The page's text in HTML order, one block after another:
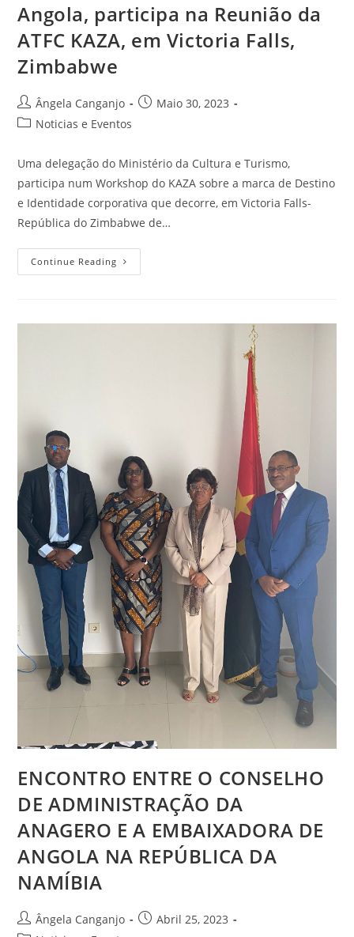
Angola, participa na Reunião da
ATFC KAZA, em Victoria Falls,
Zimbabwe
Ângela Canganjo
Maio 30, 2023
Noticias e Eventos
Uma delegação do Ministério da Cultura e Turismo,
participa num Workshop do KAZA sobre a marca de Destino
e Identidade corporativa que decorre, em Victoria Falls-
República do Zimbabwe de…
Continue Reading
ENCONTRO ENTRE O CONSELHO
DE ADMINISTRAÇÃO DA
ANAGERO E A EMBAIXADORA DE
ANGOLA NA REPÚBLICA DA
NAMÍBIA
Ângela Canganjo
Abril 25, 2023